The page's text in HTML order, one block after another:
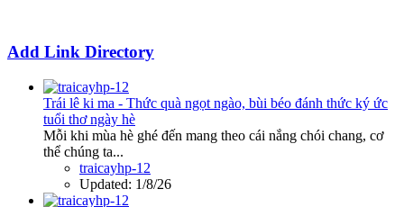
Add Link Directory
Trái lê ki ma - Thức quà ngọt ngào, bùi béo đánh thức ký ức
tuổi thơ ngày hè
Mỗi khi mùa hè ghé đến mang theo cái nắng chói chang, cơ
thể chúng ta...
traicayhp-12
Updated: 1/8/26